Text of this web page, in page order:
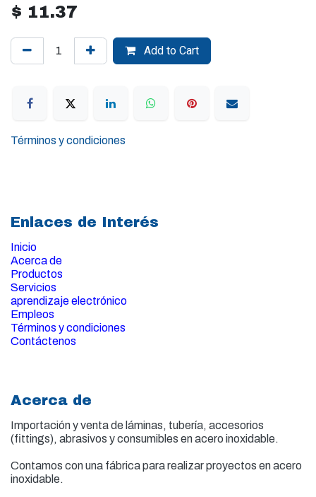
$ 11.37
Add to Cart
Términos y condiciones
Enlaces de Interés
Inicio
Acerca de
Productos
Servicios
aprendizaje electrónico
Empleos
Términos y condiciones
Contáctenos
Acerca de
Importación y venta de láminas, tubería, accesorios
(fittings), abrasivos y consumibles en acero inoxidable.
Contamos con una fábrica para realizar proyectos en acero
inoxidable.